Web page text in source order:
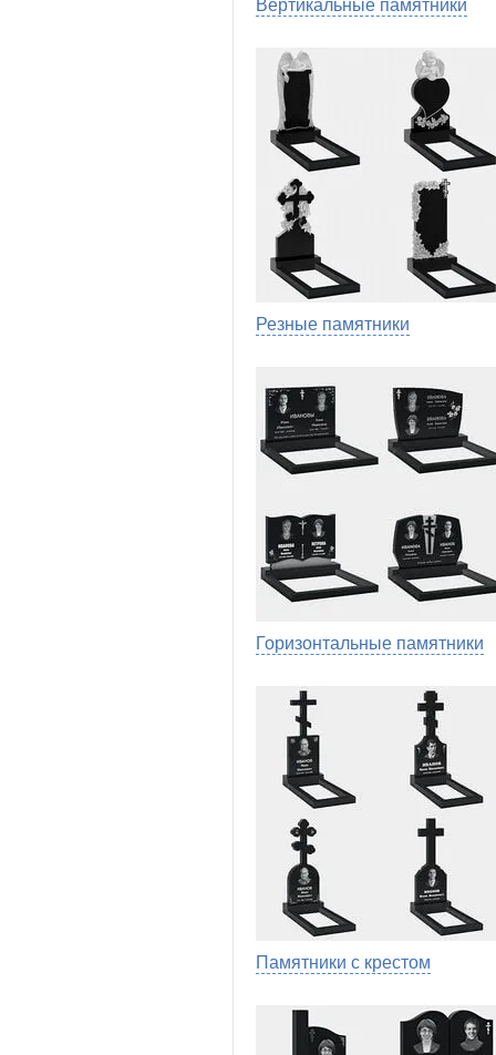
Вертикальные памятники
Резные памятники
Горизонтальные памятники
Памятники с крестом